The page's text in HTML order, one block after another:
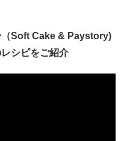
（Soft Cake & Paystory)
シピをご紹介